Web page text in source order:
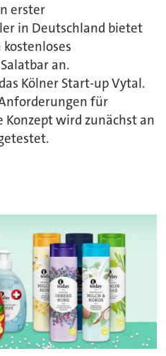
erster
in Deutschland bietet
an.
Kölner Start-up Vytal.
für
Konzept wird zunächst an